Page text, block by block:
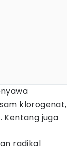
klorogenat,
Kentang juga
radikal